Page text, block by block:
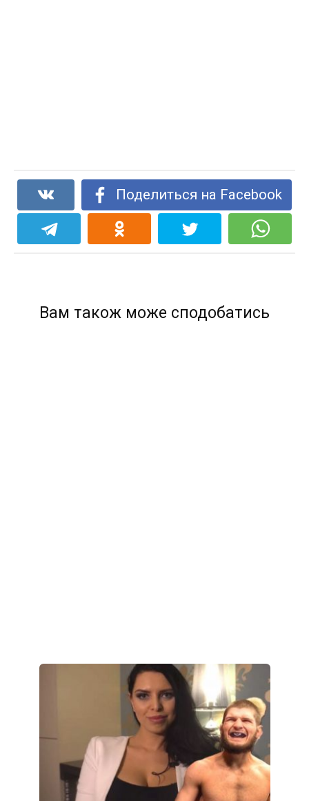
Поделиться на Facebook
Вам також може сподобатись